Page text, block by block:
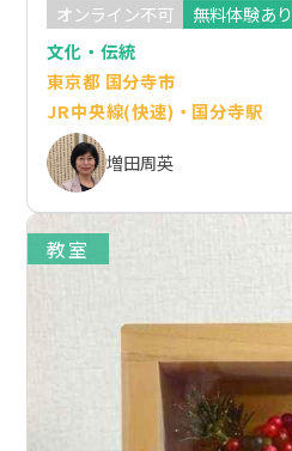
オンライン不可
無料体験あり
文化・伝統
東京都 国分寺市
JR中央線(快速)・国分寺駅
増田周英
教室